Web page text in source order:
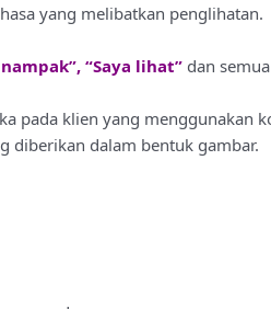
yang melibatkan penglihatan.
nampak”, “Saya lihat” dan
pada klien yang menggunakan
diberikan dalam bentuk gambar.